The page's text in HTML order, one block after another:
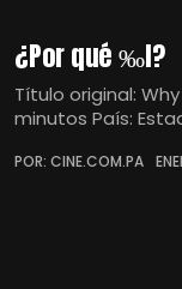
¿Por qué ‰l?
Título original:
minutos País:
POR: CINE.COM.PA